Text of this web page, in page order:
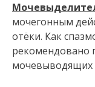
мочегонным
отёки. Как
рекомендовано
мочевыводящих